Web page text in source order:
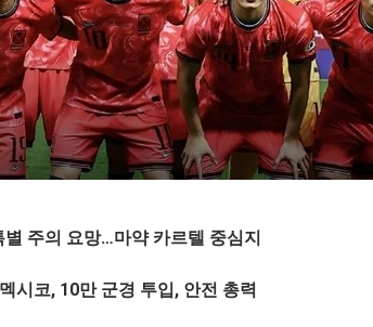
주의 요망…마약 카르텔 중심지
시코, 10만 군경 투입, 안전 총력